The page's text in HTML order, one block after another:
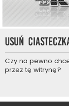
Usuń
Czy na pewno
przez tę witrynę?